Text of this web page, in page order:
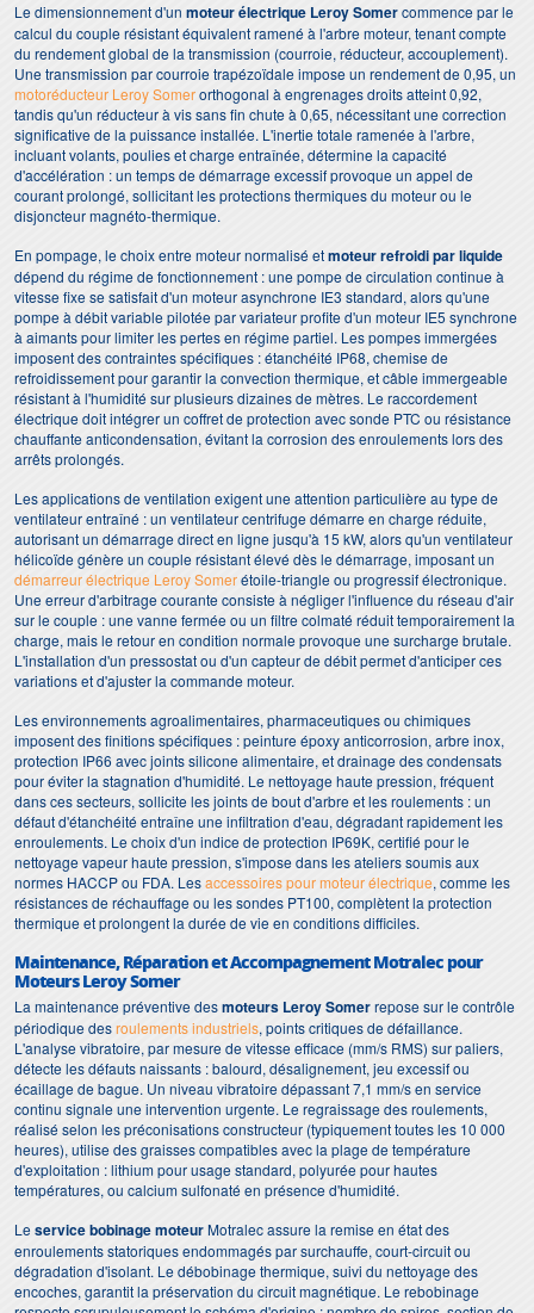
Le dimensionnement d'un moteur électrique Leroy Somercommence par le
calcul du couple résistant équivalent ramené à l'arbre moteur, tenant compte
du rendement global de la transmission (courroie, réducteur, accouplement).
Une transmission par courroie trapézoïdale impose un rendement de 0,95, un
motoréducteur Leroy Somerorthogonal à engrenages droits atteint 0,92,
tandis qu'un réducteur à vis sans fin chute à 0,65, nécessitant une correction
significative de la puissance installée. L'inertie totale ramenée à l'arbre,
incluant volants, poulies et charge entraînée, détermine la capacité
d'accélération : un temps de démarrage excessif provoque un appel de
courant prolongé, sollicitant les protections thermiques du moteur ou le
disjoncteur magnéto-thermique.
En pompage, le choix entre moteur normalisé etmoteur refroidi par liquide
dépend du régime de fonctionnement : une pompe de circulation continue à
vitesse fixe se satisfait d'un moteur asynchrone IE3 standard, alors qu'une
pompe à débit variable pilotée par variateur profite d'un moteur IE5 synchrone
à aimants pour limiter les pertes en régime partiel. Les pompes immergées
imposent des contraintes spécifiques : étanchéité IP68, chemise de
refroidissement pour garantir la convection thermique, et câble immergeable
résistant à l'humidité sur plusieurs dizaines de mètres. Le raccordement
électrique doit intégrer un coffret de protection avec sonde PTC ou résistance
chauffante anticondensation, évitant la corrosion des enroulements lors des
arrêts prolongés.
Les applications de ventilation exigent une attention particulière au type de
ventilateur entraîné : un ventilateur centrifuge démarre en charge réduite,
autorisant un démarrage direct en ligne jusqu'à 15 kW, alors qu'un ventilateur
hélicoïde génère un couple résistant élevé dès le démarrage, imposant un
démarreur électrique Leroy Somerétoile-triangle ou progressif électronique.
Une erreur d'arbitrage courante consiste à négliger l'influence du réseau d'air
sur le couple : une vanne fermée ou un filtre colmaté réduit temporairement la
charge, mais le retour en condition normale provoque une surcharge brutale.
L'installation d'un pressostat ou d'un capteur de débit permet d'anticiper ces
variations et d'ajuster la commande moteur.
Les environnements agroalimentaires, pharmaceutiques ou chimiques
imposent des finitions spécifiques : peinture époxy anticorrosion, arbre inox,
protection IP66 avec joints silicone alimentaire, et drainage des condensats
pour éviter la stagnation d'humidité. Le nettoyage haute pression, fréquent
dans ces secteurs, sollicite les joints de bout d'arbre et les roulements : un
défaut d'étanchéité entraîne une infiltration d'eau, dégradant rapidement les
enroulements. Le choix d'un indice de protection IP69K, certifié pour le
nettoyage vapeur haute pression, s'impose dans les ateliers soumis aux
normes HACCP ou FDA. Lesaccessoires pour moteur électrique, comme les
résistances de réchauffage ou les sondes PT100, complètent la protection
thermique et prolongent la durée de vie en conditions difficiles.
Maintenance, Réparation et Accompagnement Motralec pour
Moteurs Leroy Somer
La maintenance préventive desmoteurs Leroy Somerrepose sur le contrôle
périodique desroulements industriels, points critiques de défaillance.
L'analyse vibratoire, par mesure de vitesse efficace (mm/s RMS) sur paliers,
détecte les défauts naissants : balourd, désalignement, jeu excessif ou
écaillage de bague. Un niveau vibratoire dépassant 7,1 mm/s en service
continu signale une intervention urgente. Le regraissage des roulements,
réalisé selon les préconisations constructeur (typiquement toutes les 10 000
heures), utilise des graisses compatibles avec la plage de température
d'exploitation : lithium pour usage standard, polyurée pour hautes
températures, ou calcium sulfonaté en présence d'humidité.
Leservice bobinage moteurMotralec assure la remise en état des
enroulements statoriques endommagés par surchauffe, court-circuit ou
dégradation d'isolant. Le débobinage thermique, suivi du nettoyage des
encoches, garantit la préservation du circuit magnétique. Le rebobinage